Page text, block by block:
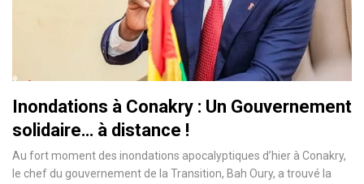
Inondations à Conakry : Un Gouvernement
solidaire… à distance !
Au fort moment des inondations apocalyptiques d’hier à Conakry,
le chef du gouvernement de la Transition, Bah Oury, a trouvé la